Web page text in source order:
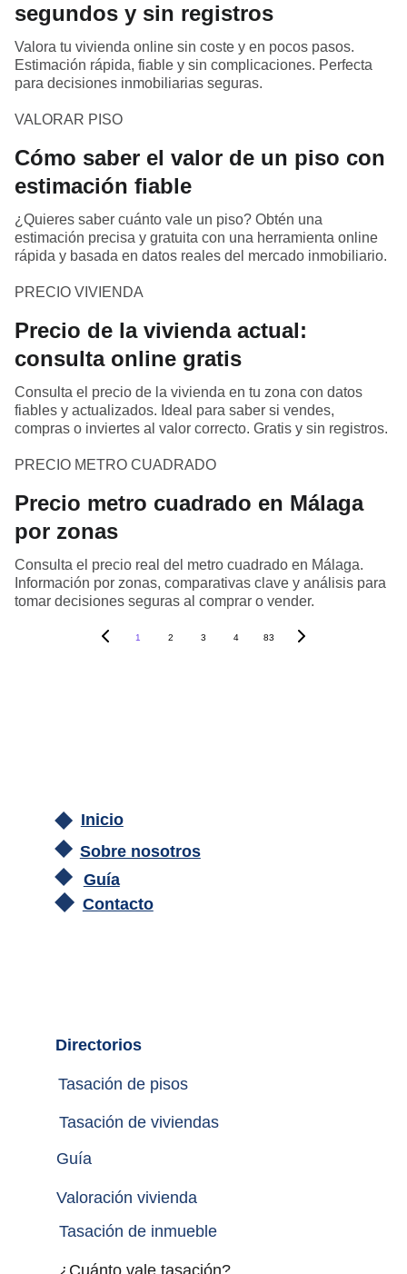
segundos y sin registros
Valora tu vivienda online sin coste y en pocos pasos.
Estimación rápida, fiable y sin complicaciones. Perfecta
para decisiones inmobiliarias seguras.
VALORAR PISO
Cómo saber el valor de un piso con
estimación fiable
¿Quieres saber cuánto vale un piso? Obtén una
estimación precisa y gratuita con una herramienta online
rápida y basada en datos reales del mercado inmobiliario.
PRECIO VIVIENDA
Precio de la vivienda actual:
consulta online gratis
Consulta el precio de la vivienda en tu zona con datos
fiables y actualizados. Ideal para saber si vendes,
compras o inviertes al valor correcto. Gratis y sin registros.
PRECIO METRO CUADRADO
Precio metro cuadrado en Málaga
por zonas
Consulta el precio real del metro cuadrado en Málaga.
Información por zonas, comparativas clave y análisis para
tomar decisiones seguras al comprar o vender.
1 2 3 4 83
Inicio
Guía
Contacto
Sobre nosotros
Directorios
Tasación de pisos
Tasación de viviendas
Guía
Valoración vivienda
Tasación de inmueble
¿Cuánto vale tasación?